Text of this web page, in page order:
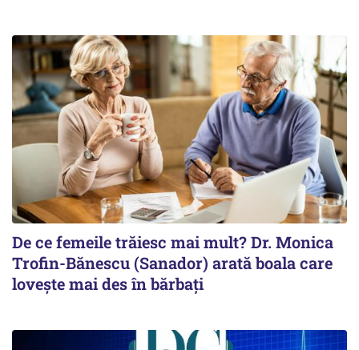
De ce femeile trăiesc mai mult? Dr. Monica
Trofin-Bănescu (Sanador) arată boala care
lovește mai des în bărbați